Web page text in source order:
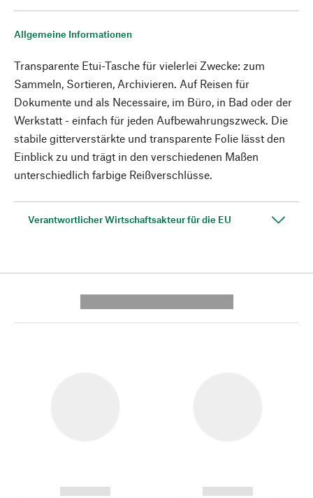
Allgemeine Informationen
Transparente Etui-Tasche für vielerlei Zwecke: zum
Sammeln, Sortieren, Archivieren. Auf Reisen für
Dokumente und als Necessaire, im Büro, in Bad oder der
Werkstatt - einfach für jeden Aufbewahrungszweck. Die
stabile gitterverstärkte und transparente Folie lässt den
Einblick zu und trägt in den verschiedenen Maßen
unterschiedlich farbige Reißverschlüsse.
Verantwortlicher Wirtschaftsakteur für die EU
------------
------------